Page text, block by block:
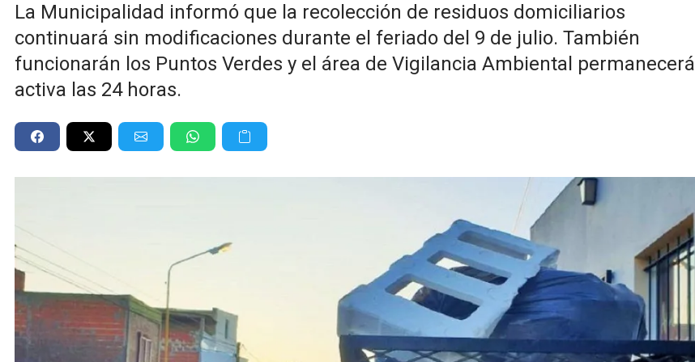
La Municipalidad informó que la recolección de residuos domiciliarios
continuará sin modificaciones durante el feriado del 9 de julio. También
funcionarán los Puntos Verdes y el área de Vigilancia Ambiental permanecerá
activa las 24 horas.